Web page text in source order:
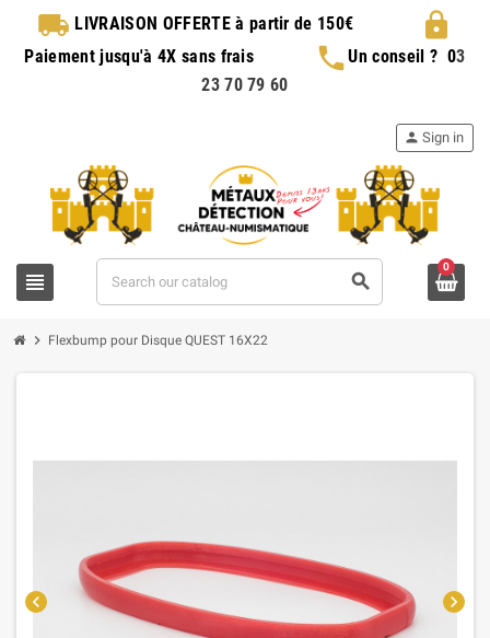
local_shipping LIVRAISON OFFERTEà partir de 150€ lock
Paiement jusqu'à 4X sans frais phoneUn conseil ? 03
23 70 79 60
view_headline search
person Sign in
0
chevron_right Flexbump pour Disque QUEST 16X22
chevron_left chevron_right